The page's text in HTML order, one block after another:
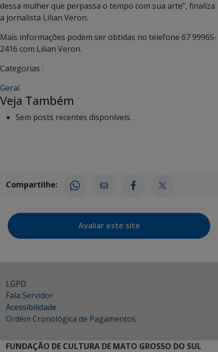
dessa mulher que perpassa o tempo com sua arte”, finaliza
a jornalista Lilian Veron.
Mais informações podem ser obtidas no telefone 67 99965-
2416 com Lilian Veron.
Categorias :
Geral
Veja Também
Sem posts recentes disponíveis.
Compartilhe:
Avaliar este site
LGPD
Fala Servidor
Acessibilidade
Ordem Cronológica de Pagamentos
FUNDAÇÃO DE CULTURA DE MATO GROSSO DO SUL